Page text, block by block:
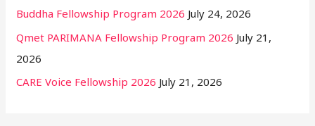
Buddha Fellowship Program 2026 July 24, 2026
Qmet PARIMANA Fellowship Program 2026 July 21,
2026
CARE Voice Fellowship 2026 July 21, 2026